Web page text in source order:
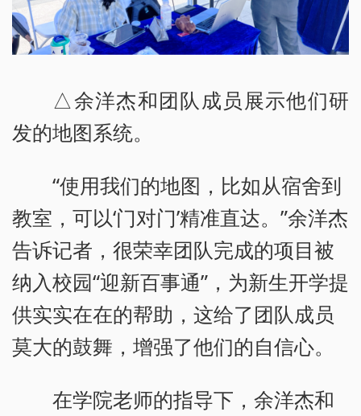
△余洋杰和团队成员展示他们研
发的地图系统。
“使用我们的地图，比如从宿舍到
教室，可以‘门对门’精准直达。”余洋杰
告诉记者，很荣幸团队完成的项目被
纳入校园“迎新百事通”，为新生开学提
供实实在在的帮助，这给了团队成员
莫大的鼓舞，增强了他们的自信心。
在学院老师的指导下，余洋杰和